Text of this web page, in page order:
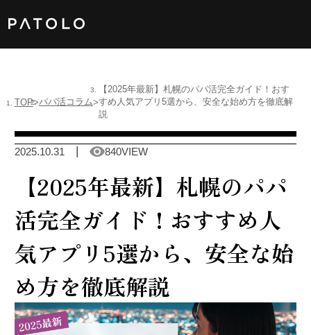
男性TOP
加盟店TOP
ABOUT US
女性会員
Language
TOP パパ活コラム
【2025年最新】札幌のパパ活完全ガイド！おす
すめ人気アプリ5選から、安全な始め方を徹底解
説
2025.10.31 840VIEW
【2025年最新】札幌のパパ
活完全ガイド！おすすめ人
気アプリ5選から、安全な始
め方を徹底解説